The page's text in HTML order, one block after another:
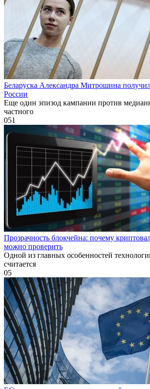
Беларуска Александра Митрошина
России
Еще один эпизод кампании против
частного
051
Прозрачность блокчейна: почему
можно проверить
Одной из главных особенностей
считается
05